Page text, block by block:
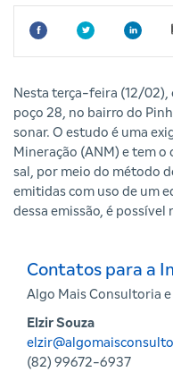
Nesta terça-feira (12/02),
poço 28, no bairro do
sonar. O estudo é uma
Mineração (ANM) e tem
sal, por meio do método
emitidas com uso de um
dessa emissão, é possível
Contatos para a
Algo Mais Consultoria e
Elzir Souza
(82) 99672-6937